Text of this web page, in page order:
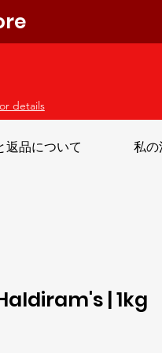
details
返品について 私の
| 1kg